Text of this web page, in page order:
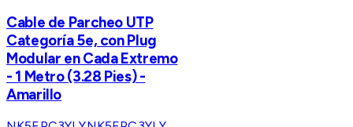
Cable de Parcheo UTP
Categoría 5e, con Plug
Modular en Cada Extremo
- 1 Metro (3.28 Pies) -
Amarillo